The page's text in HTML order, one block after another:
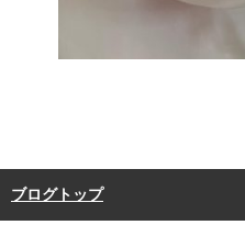
ブログトップ